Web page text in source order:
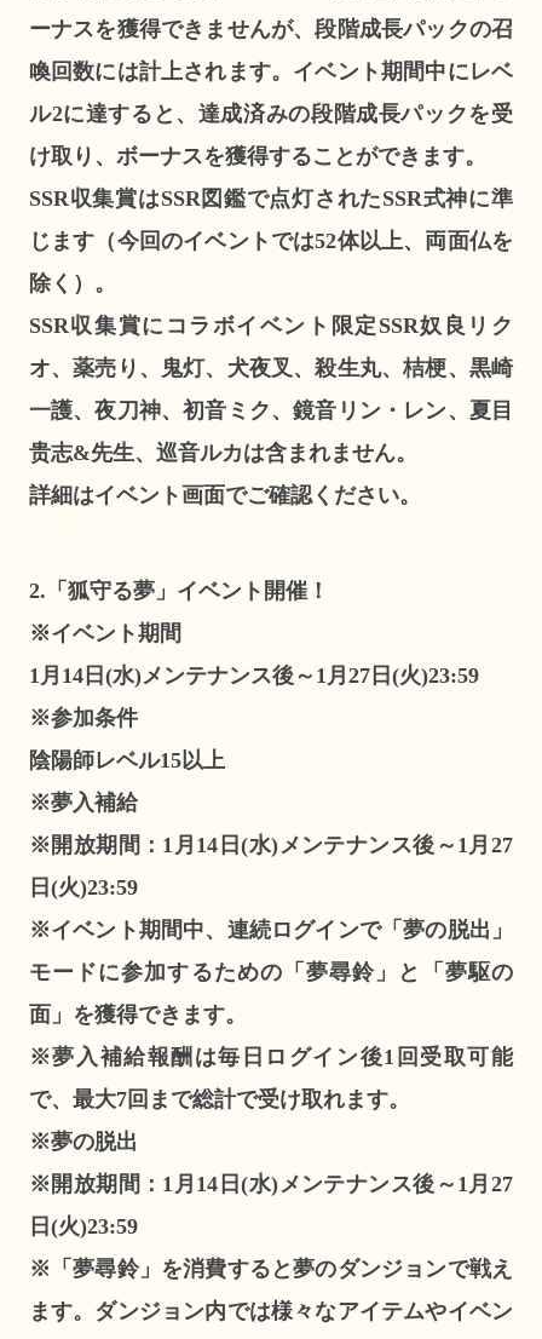
ーナスを獲得できませんが、段階成長パックの召
喚回数には計上されます。イベント期間中にレベ
ル2に達すると、達成済みの段階成長パックを受
け取り、ボーナスを獲得することができます。
SSR収集賞はSSR図鑑で点灯されたSSR式神に準
じます（今回のイベントでは52体以上、両面仏を
除く）。
SSR収集賞にコラボイベント限定SSR奴良リク
オ、薬売り、鬼灯、犬夜叉、殺生丸、桔梗、黒崎
一護、夜刀神、初音ミク、鏡音リン・レン、夏目
贵志&先生、巡音ルカは含まれません。
詳細はイベント画面でご確認ください。
2. 「狐守る夢」イベント開催！
※イベント期間
1月14日(水)メンテナンス後～1月27日(火)23:59
※参加条件
陰陽師レベル15以上
※夢入補給
※開放期間：1月14日(水)メンテナンス後～1月27
日(火)23:59
※イベント期間中、連続ログインで「夢の脱出」
モードに参加するための「夢尋鈴」と「夢駆の
面」を獲得できます。
※夢入補給報酬は毎日ログイン後1回受取可能
で、最大7回まで総計で受け取れます。
※夢の脱出
※開放期間：1月14日(水)メンテナンス後～1月27
日(火)23:59
※「夢尋鈴」を消費すると夢のダンジョンで戦え
ます。ダンジョン内では様々なアイテムやイベン